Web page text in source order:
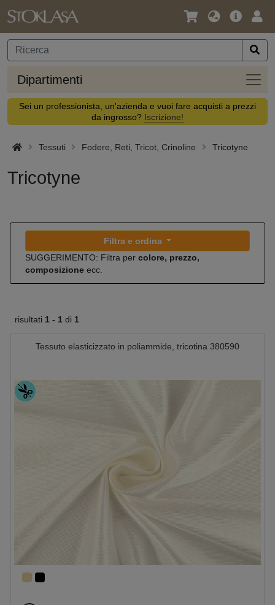
Lingua
Valuta
Offerta
Dipartimenti
Sei un professionista, un'azienda e vuoi fare acquisti a prezzi
da ingrosso? Iscrizione!
Tessuti Fodere, Reti, Tricot, Crinoline Tricotyne
Tricotyne
Filtra e ordina
SUGGERIMENTO: Filtra per colore, prezzo,
composizione ecc.
risultati 1 - 1 di 1
Tessuto elasticizzato in poliammide, tricotina 380590